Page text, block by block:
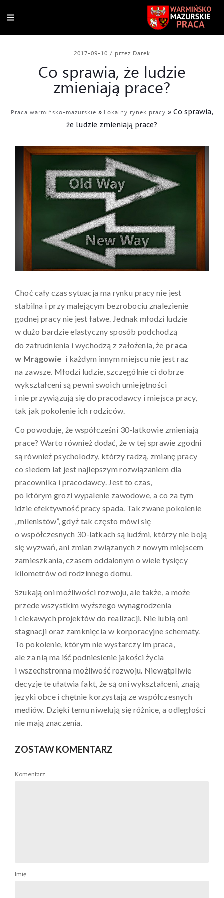
2017-09-10 / przez Darek
Co sprawia, że ludzie
zmieniają prace?
Praca warmińsko-mazurskie » Lokalny rynek pracy » Co sprawia,
że ludzie zmieniają prace?
Choć cały czas sytuacja ma rynku pracy nie jest
stabilna i przy malejącym bezrobociu znalezienie
godnej pracy nie jest łatwe. Jednak młodzi ludzie
w dużo bardzie elastyczny sposób podchodzą
do zatrudnienia i wychodzą z założenia, że praca
w Mrągowie i każdym innym miejscu nie jest raz
na zawsze. Młodzi ludzie, szczególnie ci dobrze
wykształceni są pewni swoich umiejętności
i nie przywiązują się do pracodawcy i miejsca pracy,
tak jak pokolenie ich rodziców.
Co powoduje, że współcześni 30-latkowie zmieniają
prace? Warto również dodać, że w tej sprawie zgodni
są również psycholodzy, którzy radzą, zmianę pracy
co siedem lat jest najlepszym rozwiązaniem dla
pracownika i pracodawcy. Jest to czas,
po którym grozi wypalenie zawodowe, a co za tym
idzie efektywność pracy spada. Tak zwane pokolenie
„milenistów”, gdyż tak często mówi się
o współczesnych 30-latkach są ludźmi, którzy nie boją
się wyzwań, ani zmian związanych z nowym miejscem
zamieszkania, czasem oddalonym o wiele tysięcy
kilometrów od rodzinnego domu.
Szukają oni możliwości rozwoju, ale także, a może
przede wszystkim wyższego wynagrodzenia
i ciekawych projektów do realizacji. Nie lubią oni
stagnacji oraz zamknięcia w korporacyjne schematy.
To pokolenie, którym nie wystarczy im praca,
ale za nią ma iść podniesienie jakości życia
i wszechstronna możliwość rozwoju. Niewątpliwie
decyzje te ułatwia fakt, że są oni wykształceni, znają
języki obce i chętnie korzystają ze współczesnych
mediów. Dzięki temu niwelują się różnice, a odległości
nie mają znaczenia.
ZOSTAW KOMENTARZ
Komentarz
Imię